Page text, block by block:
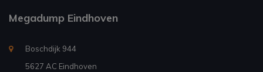
Megadump Eindhoven
Boschdijk 944
5627 AC Eindhoven